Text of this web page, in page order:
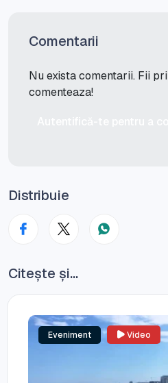
Comentarii
Nu exista comentarii. Fii
comenteaza!
Distribuie
Citește și...
Eveniment Video